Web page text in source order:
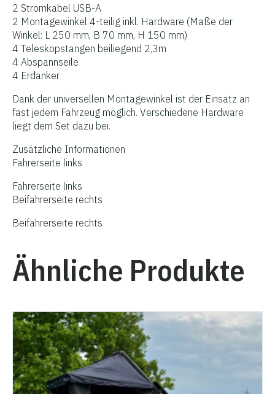
2 Stromkabel USB-A
2 Montagewinkel 4-teilig inkl. Hardware (Maße der
Winkel: L 250 mm, B 70 mm, H 150 mm)
4 Teleskopstangen beiliegend 2,3m
4 Abspannseile
4 Erdanker
Dank der universellen Montagewinkel ist der Einsatz an
fast jedem Fahrzeug möglich. Verschiedene Hardware
liegt dem Set dazu bei.
Zusätzliche Informationen
Fahrerseite links
Fahrerseite links
Beifahrerseite rechts
Beifahrerseite rechts
Ähnliche Produkte